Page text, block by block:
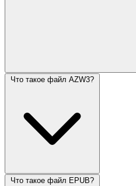
Что такое файл AZW3?
Что такое файл EPUB?